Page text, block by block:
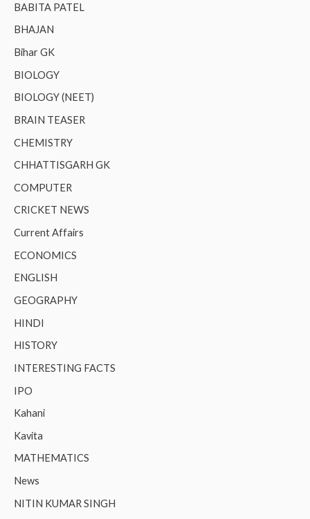
BABITA PATEL
BHAJAN
Bihar GK
BIOLOGY
BIOLOGY (NEET)
BRAIN TEASER
CHEMISTRY
CHHATTISGARH GK
COMPUTER
CRICKET NEWS
Current Affairs
ECONOMICS
ENGLISH
GEOGRAPHY
HINDI
HISTORY
INTERESTING FACTS
IPO
Kahani
Kavita
MATHEMATICS
News
NITIN KUMAR SINGH